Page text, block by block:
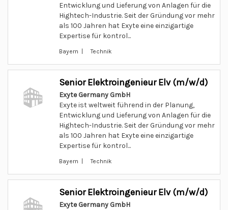
Entwicklung und Lieferung von Anlagen für die
Hightech-Industrie. Seit der Gründung vor mehr
als 100 Jahren hat Exyte eine einzigartige
Expertise für kontrol...
Bayern | Technik
Senior Elektroingenieur Elv (m/w/d)
Exyte Germany GmbH
Exyte ist weltweit führend in der Planung,
Entwicklung und Lieferung von Anlagen für die
Hightech-Industrie. Seit der Gründung vor mehr
als 100 Jahren hat Exyte eine einzigartige
Expertise für kontrol...
Bayern | Technik
Senior Elektroingenieur Elv (m/w/d)
Exyte Germany GmbH